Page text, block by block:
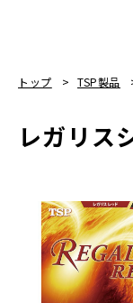
トップ TSP製品
レガリス